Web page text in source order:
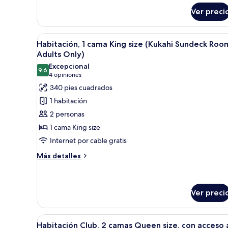
cama
King
size,
balcón
(Kukahi)
Ver
Abrir
todas
las
fotos
de
Habitación,
cama
King
size
(Kukahi
Only)
Habitación de hotel moderna
5
Habitación, 1 cama King size (Kukahi Sundeck
Adults Only)
9.69.6 de 10
Excepcional
4 opiniones
(4
opiniones)
340 pies cuadrados
1 habitación
2 personas
1 cama King size
Internet por cable gratis
Más detalles
Más
cama
King
size
Ver
Abrir
Habitación de hotel con dos
8
Habitación Club, 2 camas Queen size, con acceso